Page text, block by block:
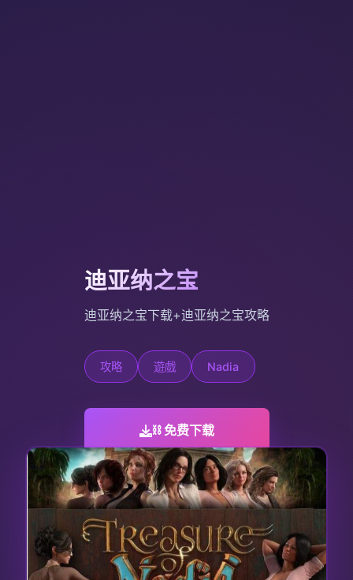
迪亚纳之宝
迪亚纳之宝下载+迪亚纳之宝攻略
攻略 遊戲 Nadia
⛓️ 免费下载